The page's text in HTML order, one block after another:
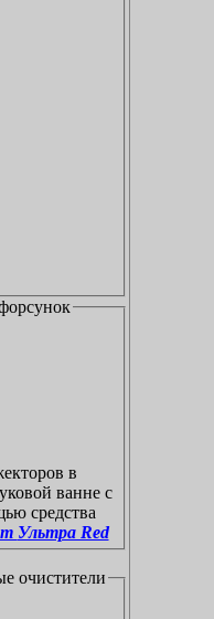
в
ванне с
средства
Фаворит Ультра Red
очистители